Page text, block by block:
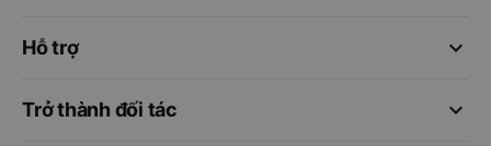
keyboard_arrow_down
Hỗ trợ
keyboard_arrow_down
Trở thành đối tác